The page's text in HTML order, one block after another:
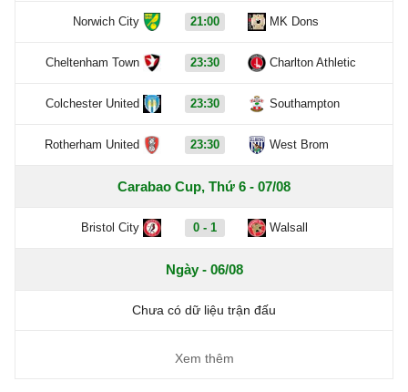
Norwich City 21:00 MK Dons
Cheltenham Town 23:30 Charlton Athletic
Colchester United 23:30 Southampton
Rotherham United 23:30 West Brom
Carabao Cup, Thứ 6 - 07/08
Bristol City 0 - 1 Walsall
Ngày - 06/08
Chưa có dữ liệu trận đấu
Xem thêm